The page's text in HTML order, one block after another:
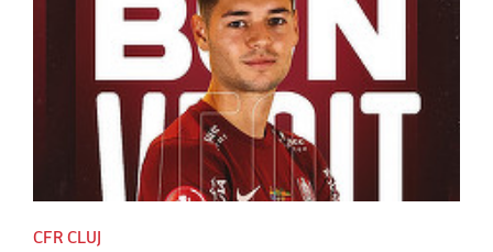
CFR CLUJ